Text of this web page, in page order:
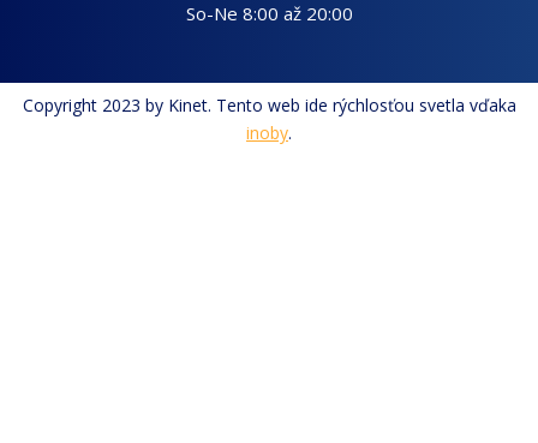
So-Ne 8:00 až 20:00
Copyright 2023 by Kinet. Tento web ide rýchlosťou svetla vďaka
inoby.